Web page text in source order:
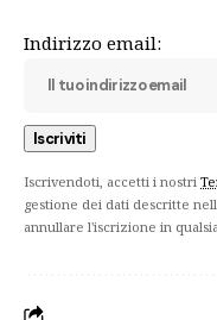
Indirizzo email:
Iscrivendoti, accetti i nostri
gestione dei dati descritte
annullare l'iscrizione in